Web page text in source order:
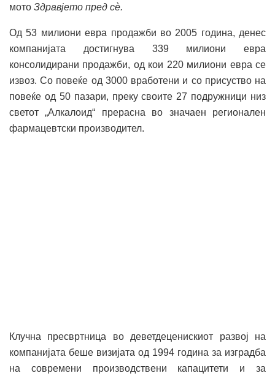
мото Здравјето пред сè.
Од 53 милиони евра продажби во 2005 година, денес
компанијата достигнува 339 милиони евра
консолидирани продажби, од кои 220 милиони евра се
извоз. Со повеќе од 3000 вработени и со присуство на
повеќе од 50 пазари, преку своите 27 подружници низ
светот „Алкалоид“ прерасна во значаен регионален
фармацевтски производител.
Клучна пресвртница во деветдеценискиот развој на
компанијата беше визијата од 1994 година за изградба
на современи производствени капацитети и за